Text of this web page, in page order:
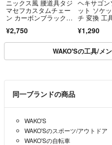
ニックス風 腰道具タジ
マセフカスタムチェー
ン カーボンブラック&
¥2,750
ヘキサゴン
ット ソケ
チ 変換 工
アダプター
¥1,290
WAKO'Sの工具/メ
同一ブランドの商品
WAKO'S
WAKO'Sのスポーツ/アウトドア
WAKO'Sの自転車